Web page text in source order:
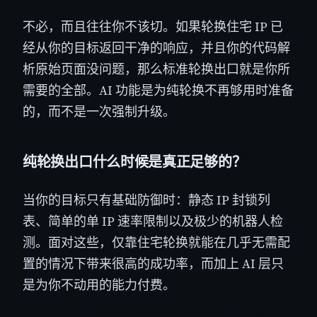
不必，而且往往你不该切。如果轮换住宅 IP 已
经从你的目标返回干净的响应，并且你的代码解
析原始页面没问题，那么标准轮换出口就是你所
需要的全部。AI 功能是为纯轮换不再够用时准备
的，而不是一次强制升级。
纯轮换出口什么时候是真正足够的？
当你的目标只有基础防御时：静态 IP 封锁列
表、简单的单 IP 速率限制以及极少的机器人检
测。面对这些，仅靠住宅轮换就能在几乎无需配
置的情况下带来很高的成功率，而加上 AI 层只
是为你不动用的能力付费。